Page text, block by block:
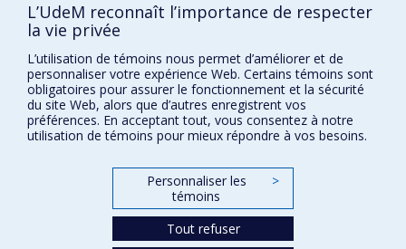
Confidentialité
Conditions d’utilisation
Paramètres des témoins
Université de
Montréal
L’UdeM reconnaît l’importance de respecter
la vie privée
L’utilisation de témoins nous permet d’améliorer et de
personnaliser votre expérience Web. Certains témoins sont
obligatoires pour assurer le fonctionnement et la sécurité
du site Web, alors que d’autres enregistrent vos
préférences. En acceptant tout, vous consentez à notre
utilisation de témoins pour mieux répondre à vos besoins.
Personnaliser les
témoins
>
Tout refuser